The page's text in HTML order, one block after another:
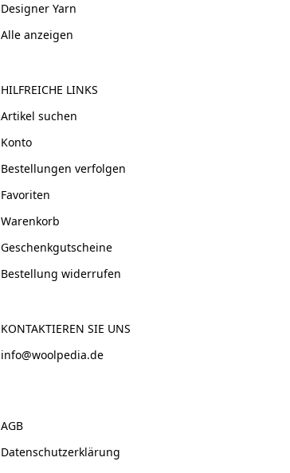
Designer Yarn
Alle anzeigen
HILFREICHE LINKS
Artikel suchen
Konto
Bestellungen verfolgen
Favoriten
Warenkorb
Geschenkgutscheine
Bestellung widerrufen
KONTAKTIEREN SIE UNS
info@woolpedia.de
AGB
Datenschutzerklärung